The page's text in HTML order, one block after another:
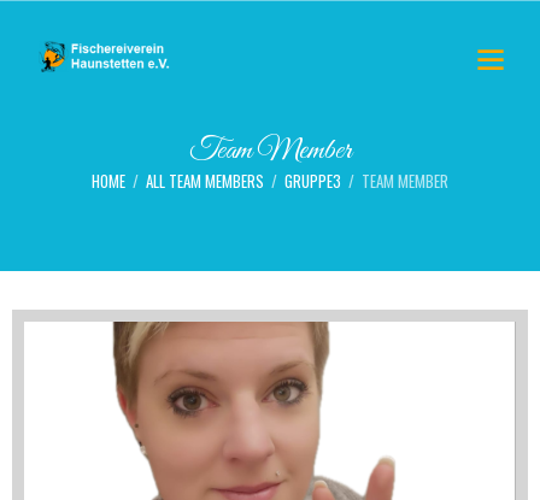
Team Member
HOME ALL TEAM MEMBERS GRUPPE3 TEAM MEMBER